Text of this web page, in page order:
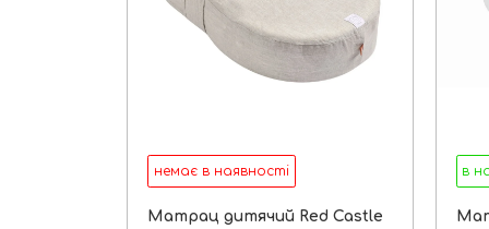
немає в наявності
Матрац дитячий Red Castle
в